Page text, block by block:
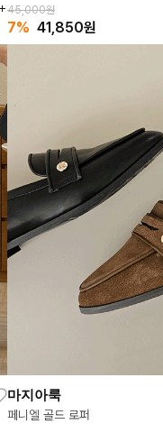
45,000원
7% 41,850원
마지아룩
페니엘 골드 로퍼